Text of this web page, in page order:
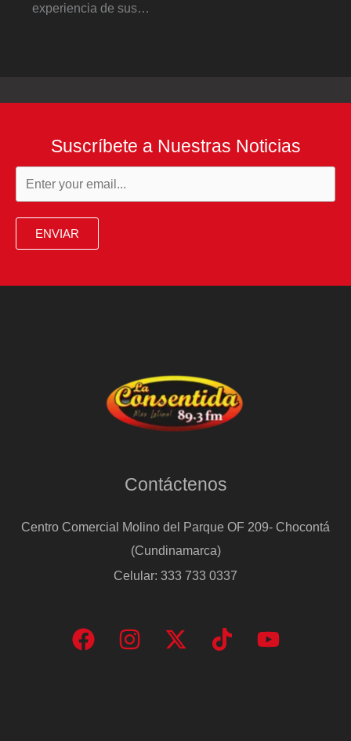
experiencia de sus…
Suscríbete a Nuestras Noticias
ENVIAR
Contáctenos
Centro Comercial Molino del Parque OF 209- Chocontá
(Cundinamarca)
Celular: 333 733 0337